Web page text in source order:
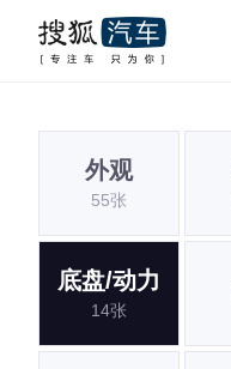
外观
55张
底盘/动力
14张